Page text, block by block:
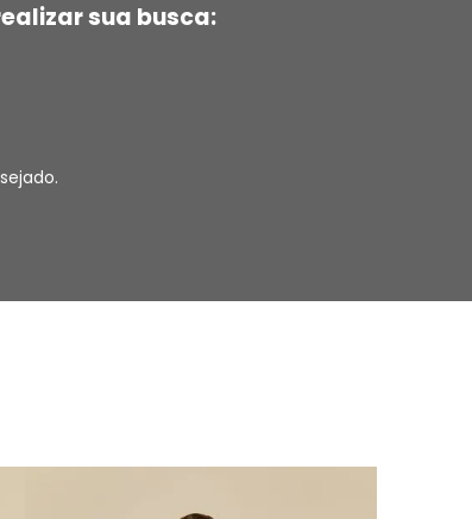
sua busca: